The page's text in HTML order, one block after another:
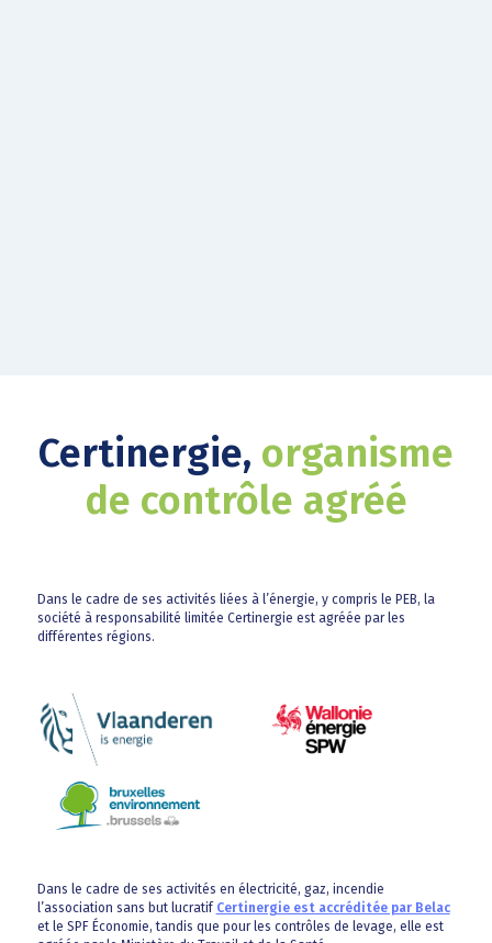
Certinergie, organisme
de contrôle agréé
Dans le cadre de ses activités liées à l’énergie, y compris le PEB, la
société à responsabilité limitée Certinergie est agréée par les
différentes régions.
Dans le cadre de ses activités en électricité, gaz, incendie
l’association sans but lucratif Certinergie est accréditée par Belac
et le SPF Économie, tandis que pour les contrôles de levage, elle est